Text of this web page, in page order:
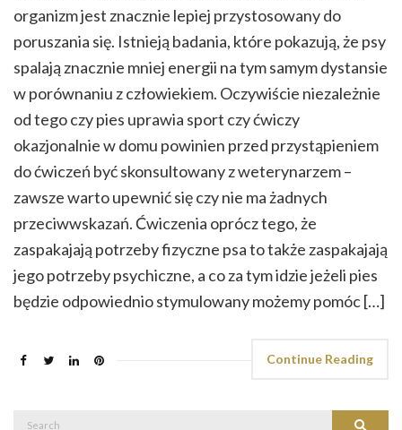
organizm jest znacznie lepiej przystosowany do
poruszania się. Istnieją badania, które pokazują, że psy
spalają znacznie mniej energii na tym samym dystansie
w porównaniu z człowiekiem. Oczywiście niezależnie
od tego czy pies uprawia sport czy ćwiczy
okazjonalnie w domu powinien przed przystąpieniem
do ćwiczeń być skonsultowany z weterynarzem –
zawsze warto upewnić się czy nie ma żadnych
przeciwwskazań. Ćwiczenia oprócz tego, że
zaspakajają potrzeby fizyczne psa to także zaspakajają
jego potrzeby psychiczne, a co za tym idzie jeżeli pies
będzie odpowiednio stymulowany możemy pomóc […]
Continue Reading
Search